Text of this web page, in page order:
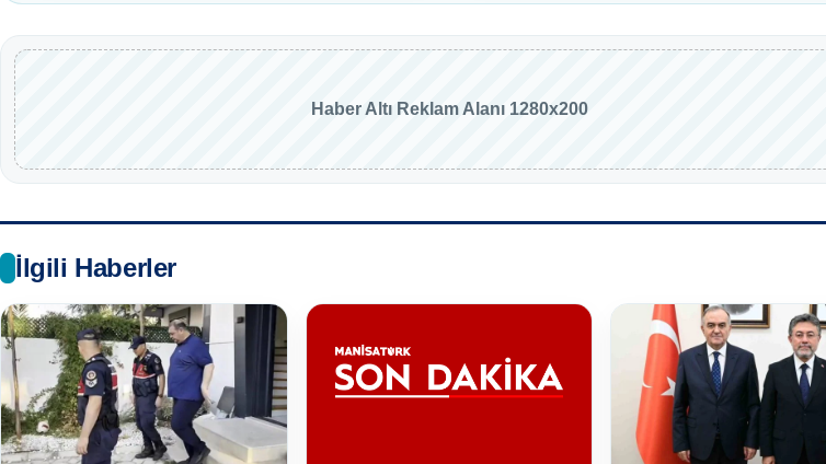
Haber Altı Reklam Alanı 1280x200
İlgili Haberler